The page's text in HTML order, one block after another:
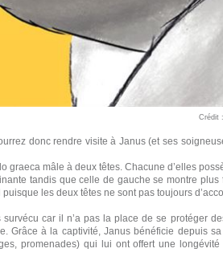
Crédit
donc rendre visite à Janus (et ses
graeca mâle à deux têtes. Chacune d’elles
tandis que celle de gauche se montre
les deux têtes ne sont pas toujours
survécu car il n’a pas la place de se protéger
Grâce à la captivité, Janus bénéficie depuis
promenades) qui lui ont offert une